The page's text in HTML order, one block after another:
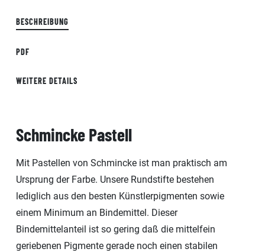
BESCHREIBUNG
PDF
WEITERE DETAILS
Schmincke Pastell
Mit Pastellen von Schmincke ist man praktisch am
Ursprung der Farbe. Unsere Rundstifte bestehen
lediglich aus den besten Künstlerpigmenten sowie
einem Minimum an Bindemittel. Dieser
Bindemittelanteil ist so gering daß die mittelfein
geriebenen Pigmente gerade noch einen stabilen